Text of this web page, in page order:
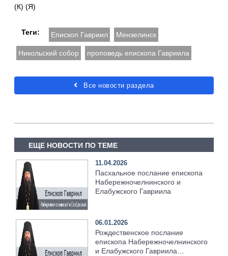
(К) (Я)
Теги: Епископ Гавриил Мензелинск
Никольский собор проповедь епископа Гавриила
Все новости раздела
ЕЩЕ НОВОСТИ ПО ТЕМЕ
11.04.2026
Пасхальное послание епископа
Набережночелнинского и
Елабужского Гавриила
06.01.2026
Рождественское послание
епископа Набережночелнинского
и Елабужского Гавриила